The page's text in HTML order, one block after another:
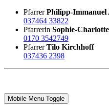
PfarrerPhilipp-Immanuel
037464 33822
Pfarrerin Sophie-
0170 3542749
PfarrerTilo Kirchhoff
037436 2398
Mobile Menu Toggle